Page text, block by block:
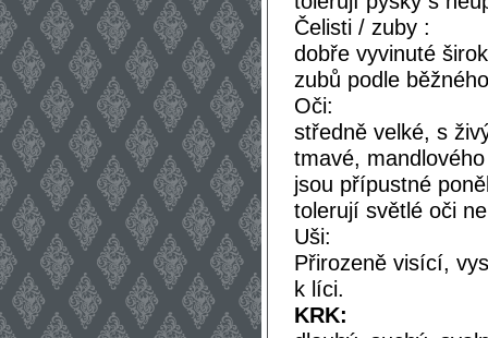
Čelisti / zuby :
dobře vyvinuté
zubů podle
Oči:
středně velké, s
tmavé,
jsou přípustné
tolerují světlé oči
Uši:
Přirozeně visící,
k líci.
KRK: